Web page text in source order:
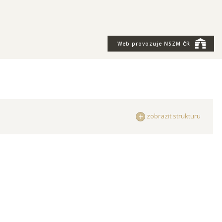
Web provozuje NSZM ČR
zobrazit strukturu